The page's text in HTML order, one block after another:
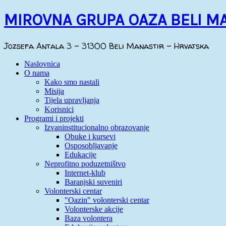
MIROVNA GRUPA OAZA BELI
Jozsefa Antala 3 - 31300 Beli Manastir - Hrvatska
Naslovnica
O nama
Kako smo nastali
Misija
Tijela upravljanja
Korisnici
Programi i projekti
Izvaninstitucionalno obrazovanje
Obuke i kursevi
Osposobljavanje
Edukacije
Neprofitno poduzetništvo
Internet-klub
Baranjski suveniri
Volonterski centar
"Oazin" volonterski centar
Volonterske akcije
Baza volontera